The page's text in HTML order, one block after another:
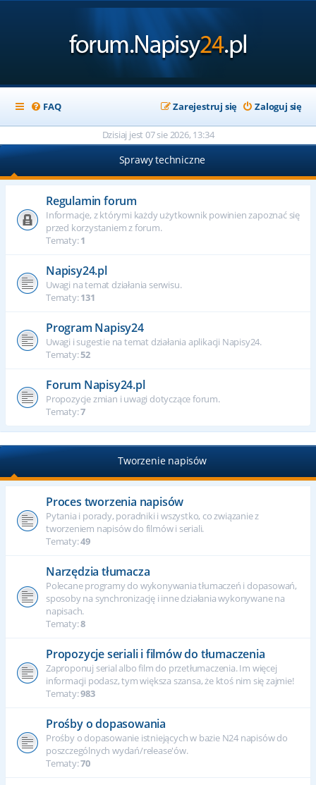
FAQ Zaloguj się
Zarejestruj się
Dzisiaj jest 07 sie 2026, 13:34
Sprawy techniczne
Regulamin forum
Informacje, z którymi każdy użytkownik powinien zapoznać się
przed korzystaniem z forum.
Tematy:1
Napisy24.pl
Uwagi na temat działania serwisu.
Tematy:131
Program Napisy24
Uwagi i sugestie na temat działania aplikacji Napisy24.
Tematy:52
Forum Napisy24.pl
Propozycje zmian i uwagi dotyczące forum.
Tematy:7
Tworzenie napisów
Proces tworzenia napisów
Pytania i porady, poradniki i wszystko, co związanie z
tworzeniem napisów do filmów i seriali.
Tematy:49
Narzędzia tłumacza
Polecane programy do wykonywania tłumaczeń i dopasowań,
sposoby na synchronizację i inne działania wykonywane na
napisach.
Tematy:8
Propozycje seriali i filmów do tłumaczenia
Zaproponuj serial albo film do przetłumaczenia. Im więcej
informacji podasz, tym większa szansa, że ktoś nim się zajmie!
Tematy:983
Prośby o dopasowania
Prośby o dopasowanie istniejących w bazie N24 napisów do
poszczególnych wydań/release'ów.
Tematy:70